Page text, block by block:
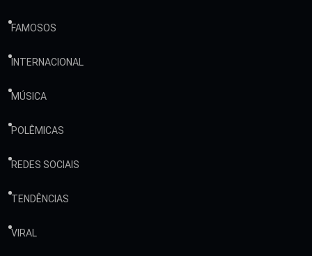
FAMOSOS
INTERNACIONAL
MÚSICA
POLÊMICAS
REDES SOCIAIS
TENDÊNCIAS
VIRAL